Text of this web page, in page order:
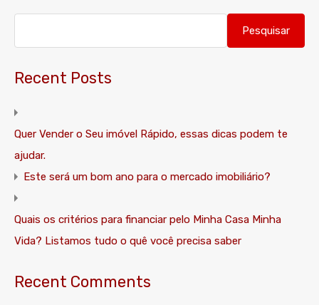
Pesquisar
Recent Posts
Quer Vender o Seu imóvel Rápido, essas dicas podem te
ajudar.
Este será um bom ano para o mercado imobiliário?
Quais os critérios para financiar pelo Minha Casa Minha
Vida? Listamos tudo o quê você precisa saber
Recent Comments